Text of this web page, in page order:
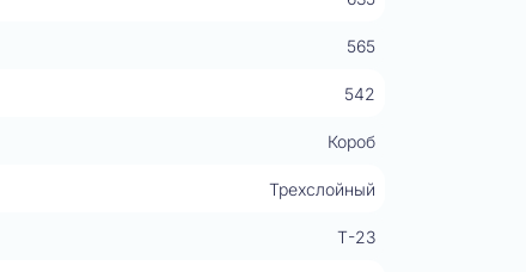
565
542
Короб
Трехслойный
Т-23